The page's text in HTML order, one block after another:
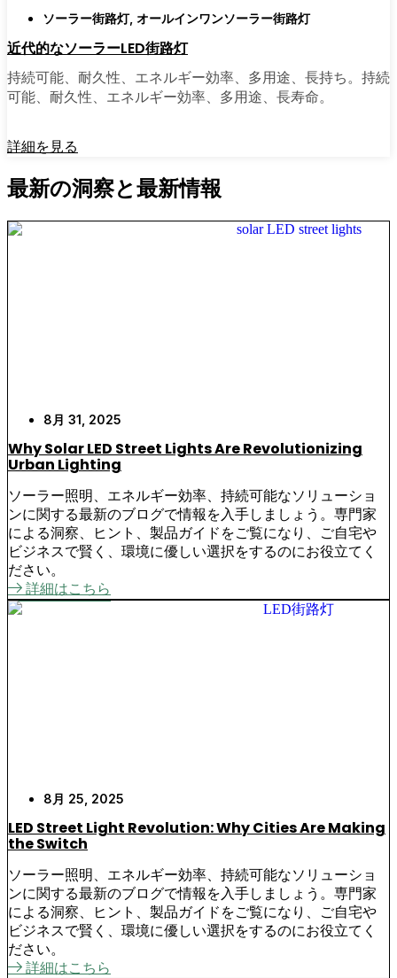
ソーラー街路灯, オールインワンソーラー街路灯
近代的なソーラーLED街路灯
持続可能、耐久性、エネルギー効率、多用途、長持ち。持続
可能、耐久性、エネルギー効率、多用途、長寿命。
詳細を見る
最新の洞察と最新情報
8月 31, 2025
Why Solar LED Street Lights Are Revolutionizing
Urban Lighting
ソーラー照明、エネルギー効率、持続可能なソリューショ
ンに関する最新のブログで情報を入手しましょう。専門家
による洞察、ヒント、製品ガイドをご覧になり、ご自宅や
ビジネスで賢く、環境に優しい選択をするのにお役立てく
ださい。
詳細はこちら
8月 25, 2025
LED Street Light Revolution: Why Cities Are Making
the Switch
ソーラー照明、エネルギー効率、持続可能なソリューショ
ンに関する最新のブログで情報を入手しましょう。専門家
による洞察、ヒント、製品ガイドをご覧になり、ご自宅や
ビジネスで賢く、環境に優しい選択をするのにお役立てく
ださい。
詳細はこちら